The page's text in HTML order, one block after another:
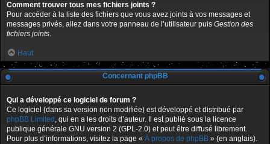
Comment trouver tous mes fichiers joints ?
Pour accéder à la liste des fichiers que vous avez joints à vos messages et
messages privés, allez dans votre panneau de l’utilisateur puis Gestion des
fichiers joints.
Haut
Concernant phpBB
Qui a développé ce logiciel de forum ?
Ce logiciel (dans sa version non modifiée) est développé et distribué par
phpBB Limited , qui en a les droits d’auteur. Il est publié sous la licence
publique générale GNU version 2 (GPL-2.0) et peut être diffusé librement.
Pour plus d’informations, visitez la page « À propos de phpBB » (en anglais).